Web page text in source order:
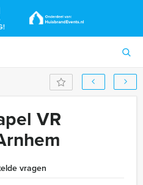
VR
vragen